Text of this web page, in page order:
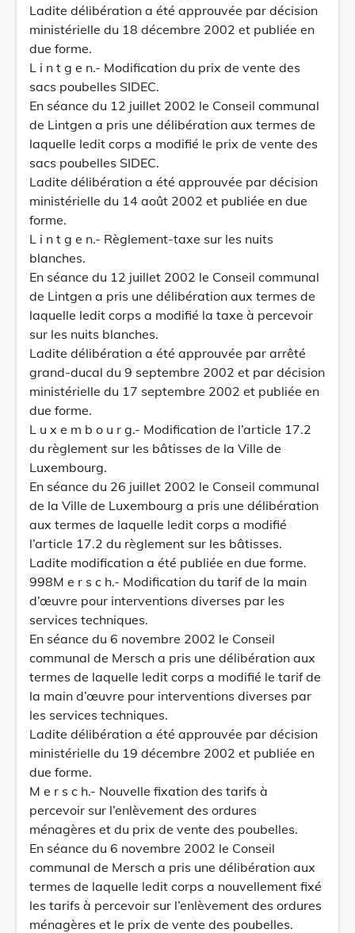
Ladite délibération a été approuvée par décision
ministérielle du 18 décembre 2002 et publiée en
due forme.
L i n t g e n.- Modification du prix de vente des
sacs poubelles SIDEC.
En séance du 12 juillet 2002 le Conseil communal
de Lintgen a pris une délibération aux termes de
laquelle ledit corps a modifié le prix de vente des
sacs poubelles SIDEC.
Ladite délibération a été approuvée par décision
ministérielle du 14 août 2002 et publiée en due
forme.
L i n t g e n.- Règlement-taxe sur les nuits
blanches.
En séance du 12 juillet 2002 le Conseil communal
de Lintgen a pris une délibération aux termes de
laquelle ledit corps a modifié la taxe à percevoir
sur les nuits blanches.
Ladite délibération a été approuvée par arrêté
grand-ducal du 9 septembre 2002 et par décision
ministérielle du 17 septembre 2002 et publiée en
due forme.
L u x e m b o u r g.- Modification de l’article 17.2
du règlement sur les bâtisses de la Ville de
Luxembourg.
En séance du 26 juillet 2002 le Conseil communal
de la Ville de Luxembourg a pris une délibération
aux termes de laquelle ledit corps a modifié
l’article 17.2 du règlement sur les bâtisses.
Ladite modification a été publiée en due forme.
998M e r s c h.- Modification du tarif de la main
d’œuvre pour interventions diverses par les
services techniques.
En séance du 6 novembre 2002 le Conseil
communal de Mersch a pris une délibération aux
termes de laquelle ledit corps a modifié le tarif de
la main d’œuvre pour interventions diverses par
les services techniques.
Ladite délibération a été approuvée par décision
ministérielle du 19 décembre 2002 et publiée en
due forme.
M e r s c h.- Nouvelle fixation des tarifs à
percevoir sur l’enlèvement des ordures
ménagères et du prix de vente des poubelles.
En séance du 6 novembre 2002 le Conseil
communal de Mersch a pris une délibération aux
termes de laquelle ledit corps a nouvellement fixé
les tarifs à percevoir sur l’enlèvement des ordures
ménagères et le prix de vente des poubelles.